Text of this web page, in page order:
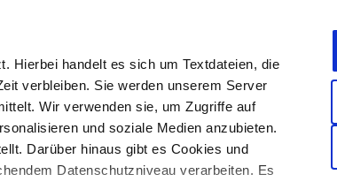
Hierbei handelt es sich um Textdateien, die
verbleiben. Sie werden unserem Server
Wir verwenden sie, um Zugriffe auf
und soziale Medien anzubieten.
Darüber hinaus gibt es Cookies und
Datenschutzniveau verarbeiten. Es